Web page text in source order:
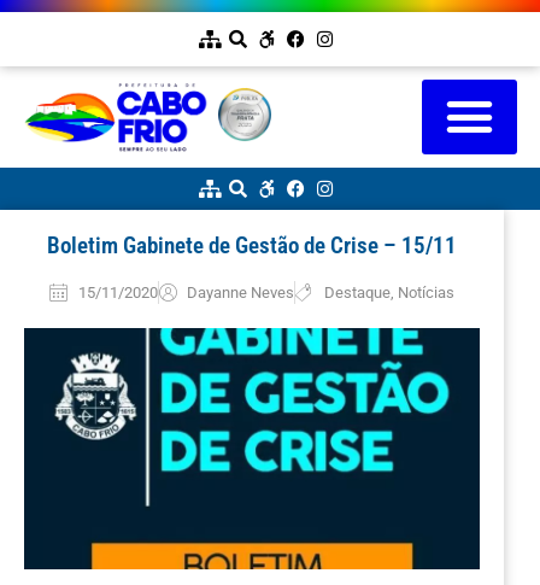
Boletim Gabinete de Gestão de Crise – 15/11
15/11/2020 Dayanne Neves Destaque Notícias